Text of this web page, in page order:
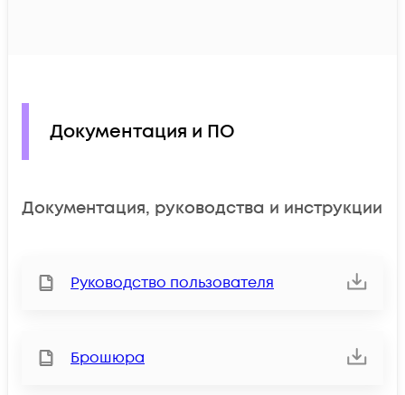
Документация и ПО
Документация, руководства и инструкции
Руководство пользователя
Брошюра